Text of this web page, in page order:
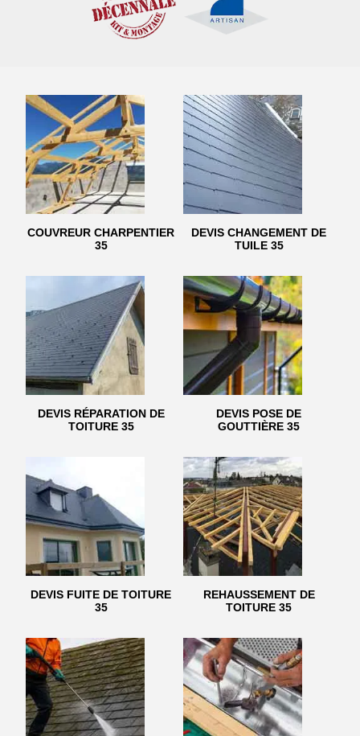
COUVREUR CHARPENTIER
35
DEVIS CHANGEMENT DE
TUILE 35
DEVIS RÉPARATION DE
TOITURE 35
DEVIS POSE DE
GOUTTIÈRE 35
DEVIS FUITE DE TOITURE
35
REHAUSSEMENT DE
TOITURE 35